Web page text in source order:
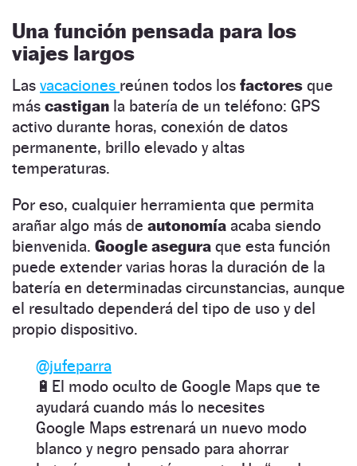
Una función pensada para los
viajes largos
Las vacaciones reúnen todos los factores que
más castigan la batería de un teléfono: GPS
activo durante horas, conexión de datos
permanente, brillo elevado y altas
temperaturas.
Por eso, cualquier herramienta que permita
arañar algo más de autonomía acaba siendo
bienvenida. Google asegura que esta función
puede extender varias horas la duración de la
batería en determinadas circunstancias, aunque
el resultado dependerá del tipo de uso y del
propio dispositivo.
@jufeparra
🔋El modo oculto de Google Maps que te
ayudará cuando más lo necesites
Google Maps estrenará un nuevo modo
blanco y negro pensado para ahorrar